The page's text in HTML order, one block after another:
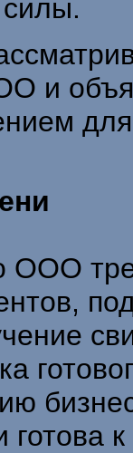
и
для
ООО
готова